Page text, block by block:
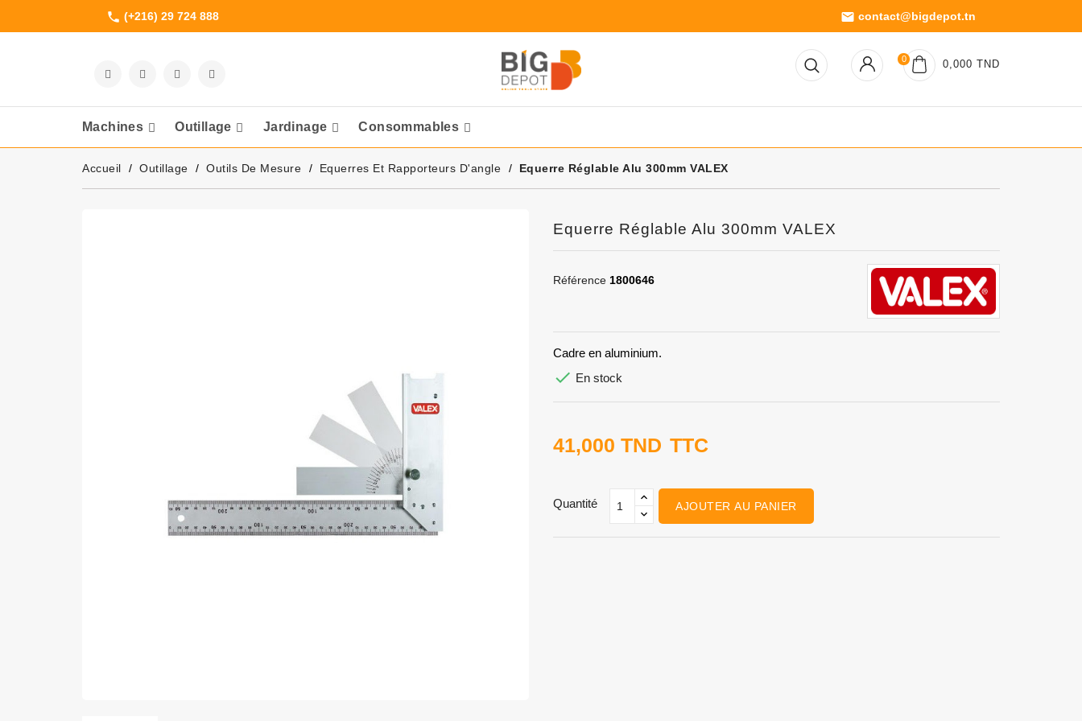
phone (+216) 29 724 888 email contact@bigdepot.tn
0 0,000 TND
Machines Outillage Jardinage Consommables
Accueil Outillage Outils De Mesure Equerres Et Rapporteurs D'angle Equerre Réglable Alu 300mm VALEX
Equerre Réglable Alu 300mm VALEX
Référence 1800646
Cadre en aluminium.
 En stock
41,000 TND TTC
Quantité AJOUTER AU PANIER